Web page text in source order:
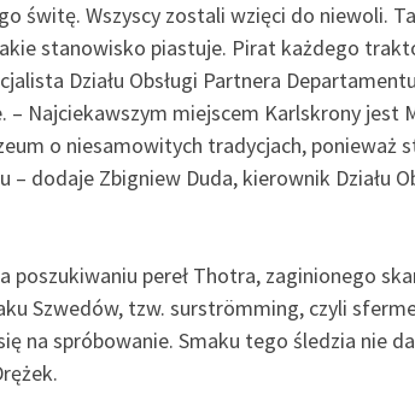
świtę. Wszyscy zostali wzięci do niewoli.
stanowisko piastuje. Pirat każdego
Działu Obsługi Partnera
Najciekawszym miejscem Karlskrony jest
o niesamowitych tradycjach, ponieważ
dodaje Zbigniew Duda, kierownik Działu
poszukiwaniu pereł Thotra, zaginionego
Szwedów, tzw. surströmming, czyli
na spróbowanie. Smaku tego śledzia nie